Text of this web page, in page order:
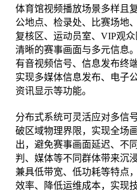
体育馆视频播放场景多样且
公地点、检录处、比赛场地
复核区、运动员室、VIP观
清晰的赛事画面与多元信息
有音视频信号、信息发布终
实现多媒体信息发布、电子
资讯显示等功能。
分布式系统可灵活应对多信
破区域物理界限，实现全场
出，避免赛事画面延迟、不
判、媒体等不同群体带来沉
兼具低带宽、低功耗等特点
效率、降低运维成本，实现